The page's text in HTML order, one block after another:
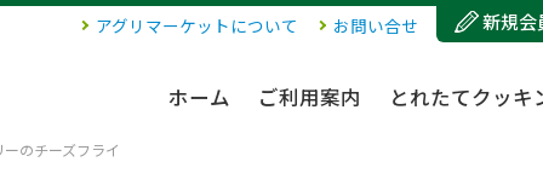
新規会
アグリマーケットについて お問い合せ
ホーム ご利用案内 とれたてクッキ
のチーズフライ